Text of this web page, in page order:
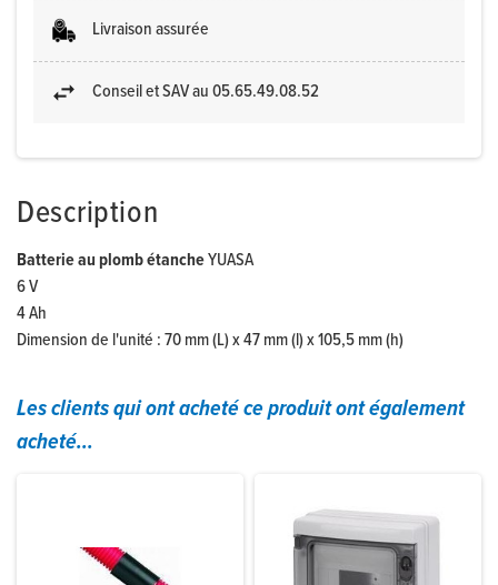
Livraison assurée
Conseil et SAV au 05.65.49.08.52
Description
Batterie au plomb étancheYUASA
6 V
4 Ah
Dimension de l'unité : 70 mm (L) x 47 mm (l) x 105,5 mm (h)
Les clients qui ont acheté ce produit ont également
acheté...